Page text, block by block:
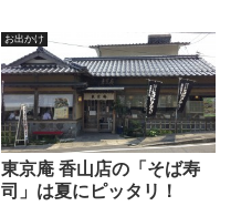
お出かけ
東京庵 香山店の「そば寿
司」は夏にピッタリ！